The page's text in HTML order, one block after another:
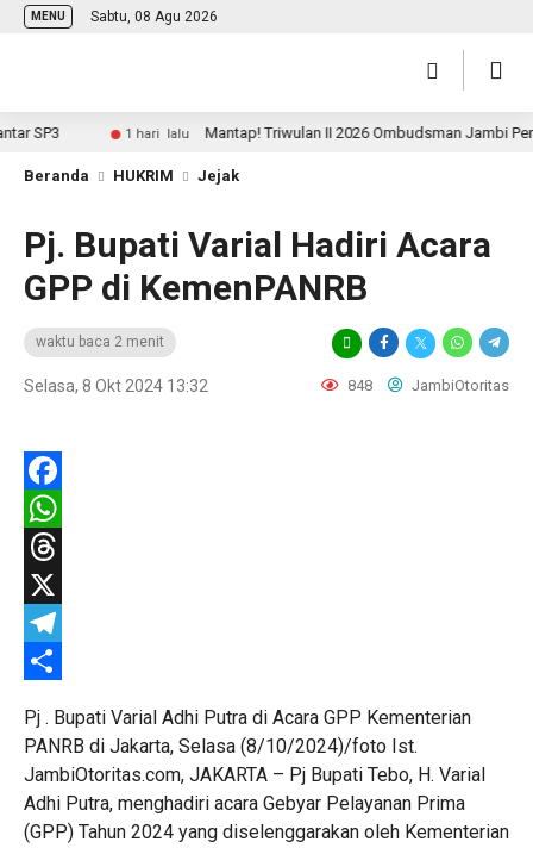
MENU Sabtu, 08 Agu 2026
1 hari lalu Mantap! Triwulan II 2026 Ombudsman Jambi
Beranda HUKRIM Jejak
Pj. Bupati Varial Hadiri Acara
GPP di KemenPANRB
waktu baca 2 menit
Selasa, 8 Okt 2024 13:32 848 JambiOtoritas
Facebook
WhatsApp
Threads
X
Telegram
Pj . Bupati Varial Adhi Putra di Acara GPP Kementerian
PANRB di Jakarta, Selasa (8/10/2024)/foto Ist.
JambiOtoritas.com, JAKARTA – Pj Bupati Tebo, H. Varial
Adhi Putra, menghadiri acara Gebyar Pelayanan Prima
(GPP) Tahun 2024 yang diselenggarakan oleh Kementerian